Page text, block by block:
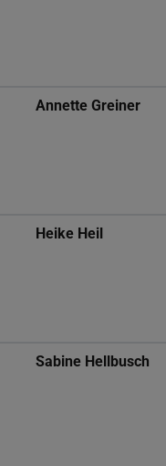
Annette Greiner
Heike Heil
Sabine Hellbusch